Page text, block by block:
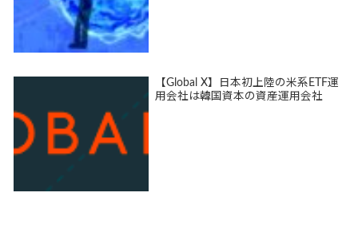
【Global X】日本初上陸の米系ETF運
用会社は韓国資本の資産運用会社